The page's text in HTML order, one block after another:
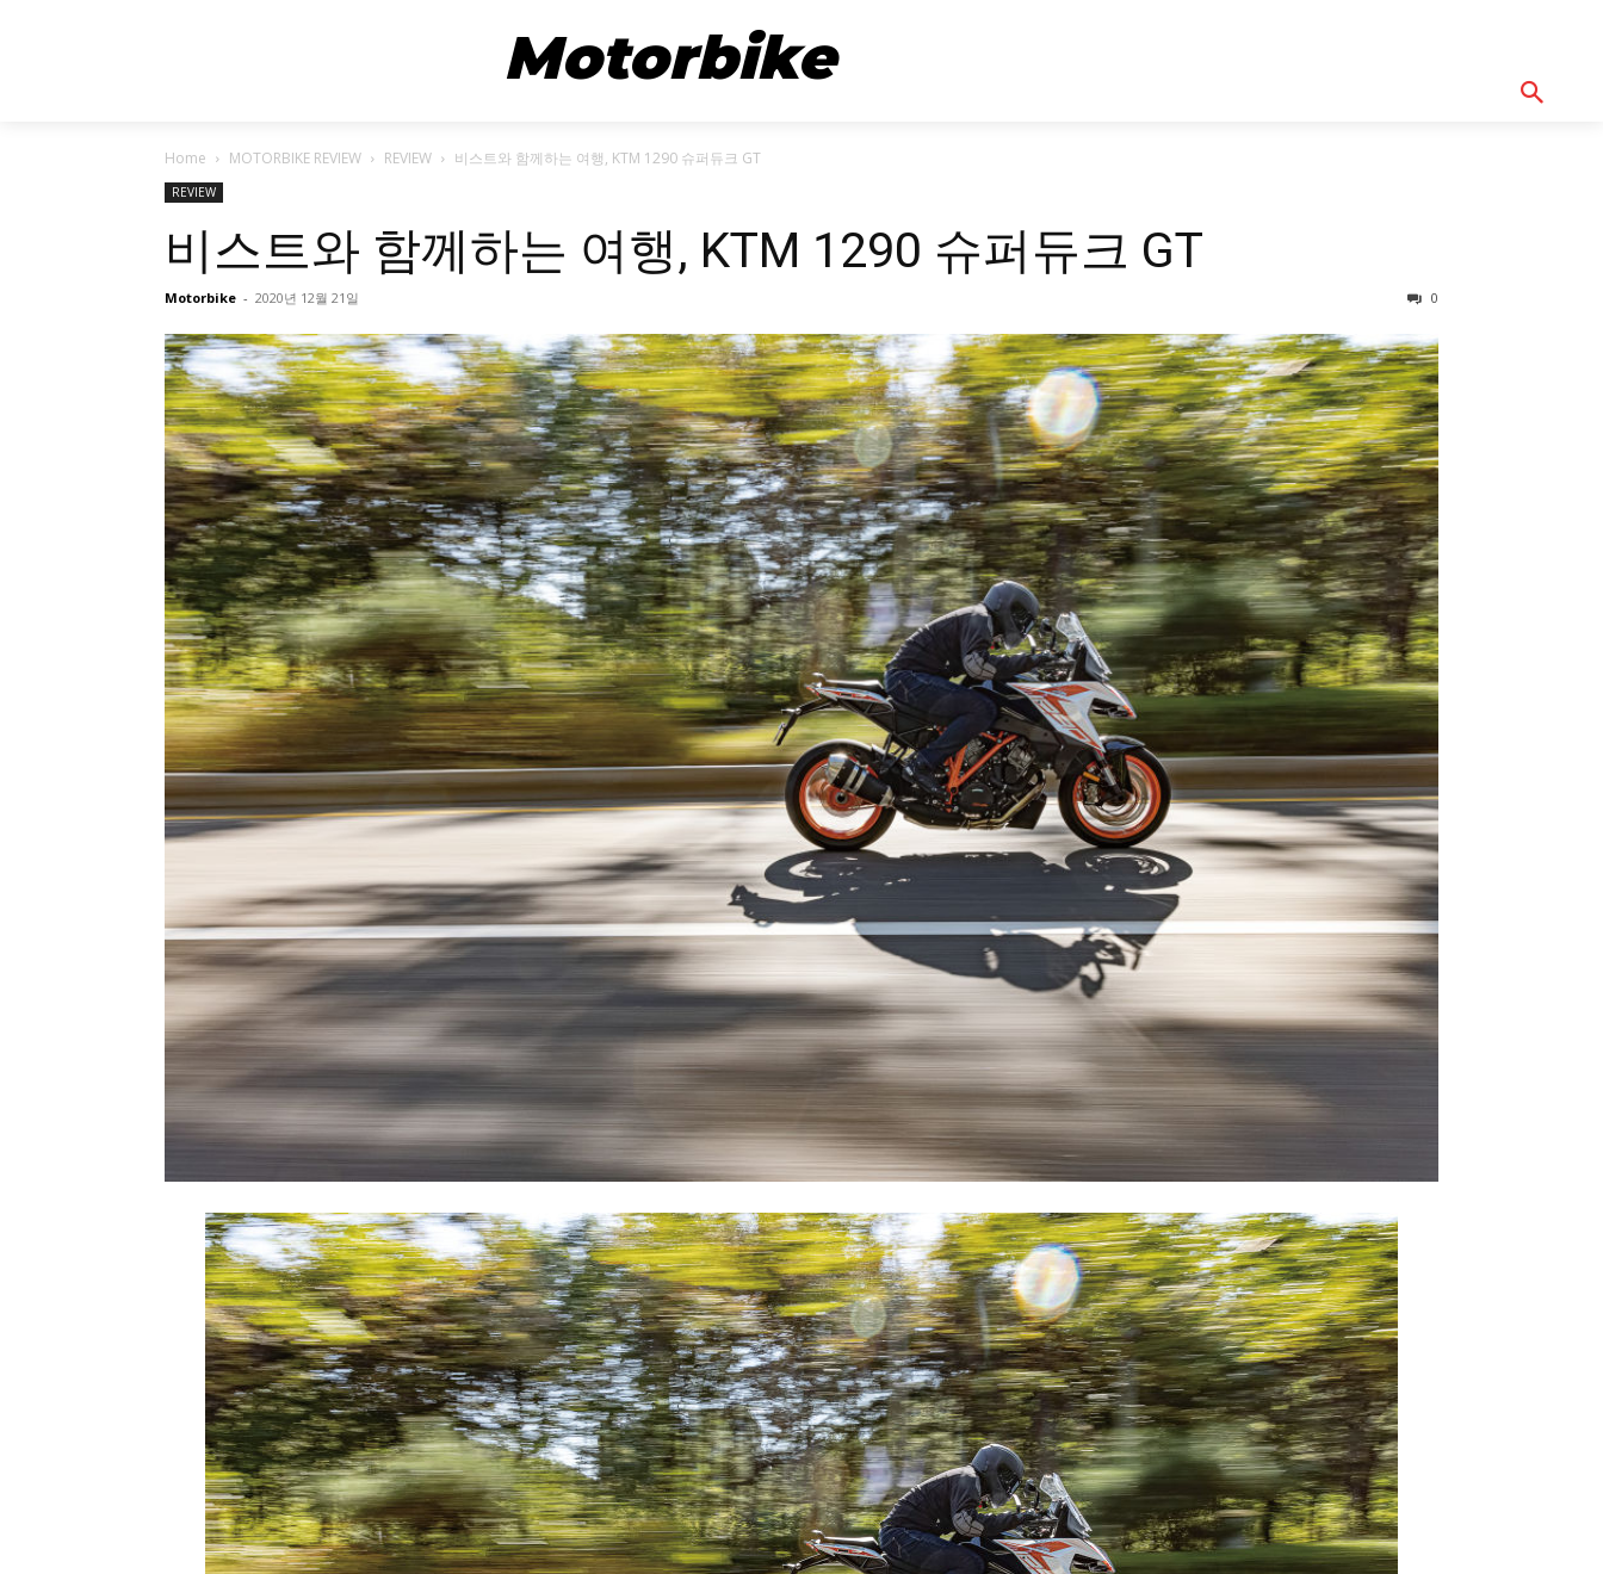
Motorbike
Home MOTORBIKE REVIEW REVIEW 비스트와 함께하는 여행, KTM 1290 슈퍼듀크 GT
REVIEW
비스트와 함께하는 여행, KTM 1290 슈퍼듀크 GT
Motorbike - 2020년 12월 21일 0